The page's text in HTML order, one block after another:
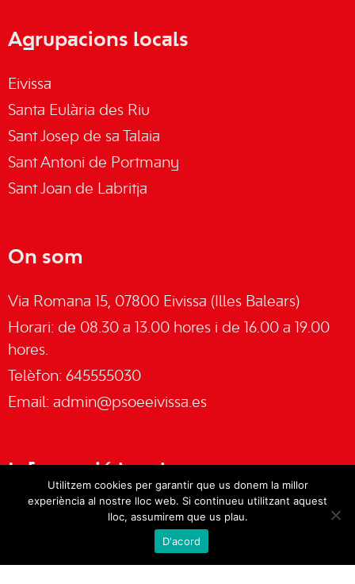
Agrupacions locals
Eivissa
Santa Eulària des Riu
Sant Josep de sa Talaia
Sant Antoni de Portmany
Sant Joan de Labritja
On som
Via Romana 15, 07800 Eivissa (Illes Balears)
Horari: de 08.30 a 13.00 hores i de 16.00 a 19.00
hores.
Telèfon: 645555030
Email: admin@psoeeivissa.es
Informació legal
Política de privacitat
Utilitzem cookies per garantir que us donem la millor
experiència al nostre lloc web. Si continueu utilitzant aquest
lloc, assumirem que us plau.
D'acord